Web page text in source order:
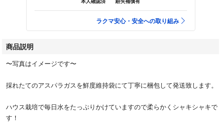
ラクマ安心・安全への取り組み
商品説明
〜写真はイメージです〜
採れたてのアスパラガスを鮮度維持袋にて丁寧に梱包して発送致します。
ハウス栽培で毎日水をたっぷりかけていますので柔らかくシャキシャキで
す！